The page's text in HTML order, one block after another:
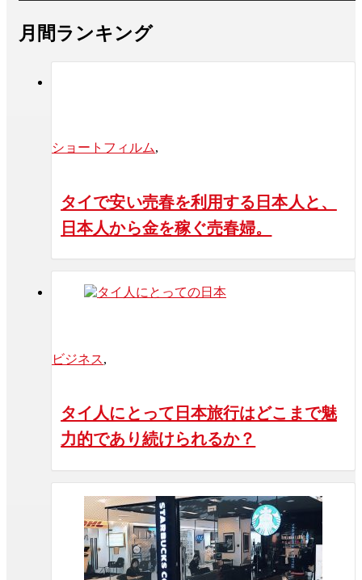
月間ランキング
ショートフィルム,
タイで安い売春を利用する日本人と、
日本人から金を稼ぐ売春婦。
ビジネス,
タイ人にとって日本旅行はどこまで魅
力的であり続けられるか？